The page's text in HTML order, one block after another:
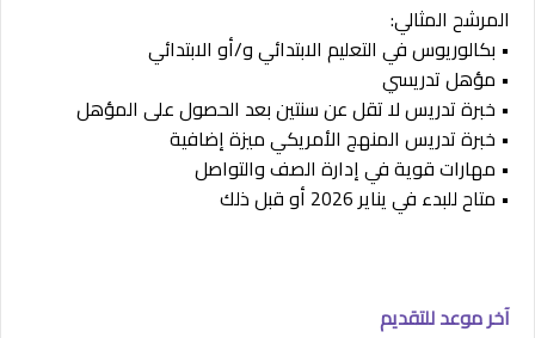
المرشح المثالي:
• بكالوريوس في التعليم الابتدائي و/أو الابتدائي
• مؤهل تدريسي
• خبرة تدريس لا تقل عن سنتين بعد الحصول على المؤهل
• خبرة تدريس المنهج الأمريكي ميزة إضافية
• مهارات قوية في إدارة الصف والتواصل
• متاح للبدء في يناير 2026 أو قبل ذلك
آخر موعد للتقديم